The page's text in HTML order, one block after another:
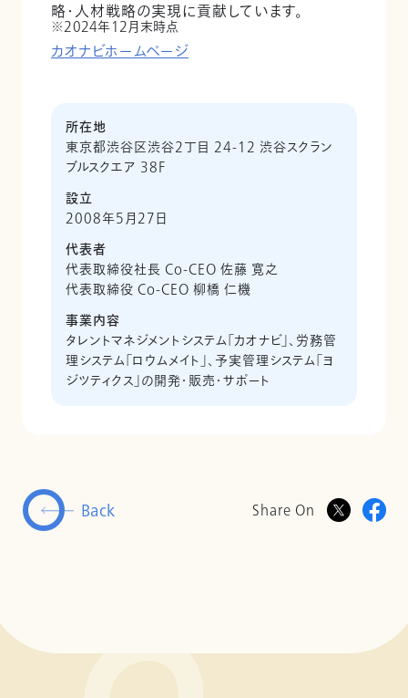
略・人材戦略の実現に貢献しています。
2024年12月末時点
カオナビホームページ
所在地
東京都渋谷区渋谷2丁目 24-12 渋谷スクラン
ブルスクエア 38F
設立
2008年5月27日
代表者
代表取締役社長 Co-CEO 佐藤 寛之
代表取締役 Co-CEO 柳橋 仁機
事業内容
タレントマネジメントシステム「カオナビ」、労務管
理システム「ロウムメイト」、予実管理システム「ヨ
ジツティクス」の開発・販売・サポート
Back Share On